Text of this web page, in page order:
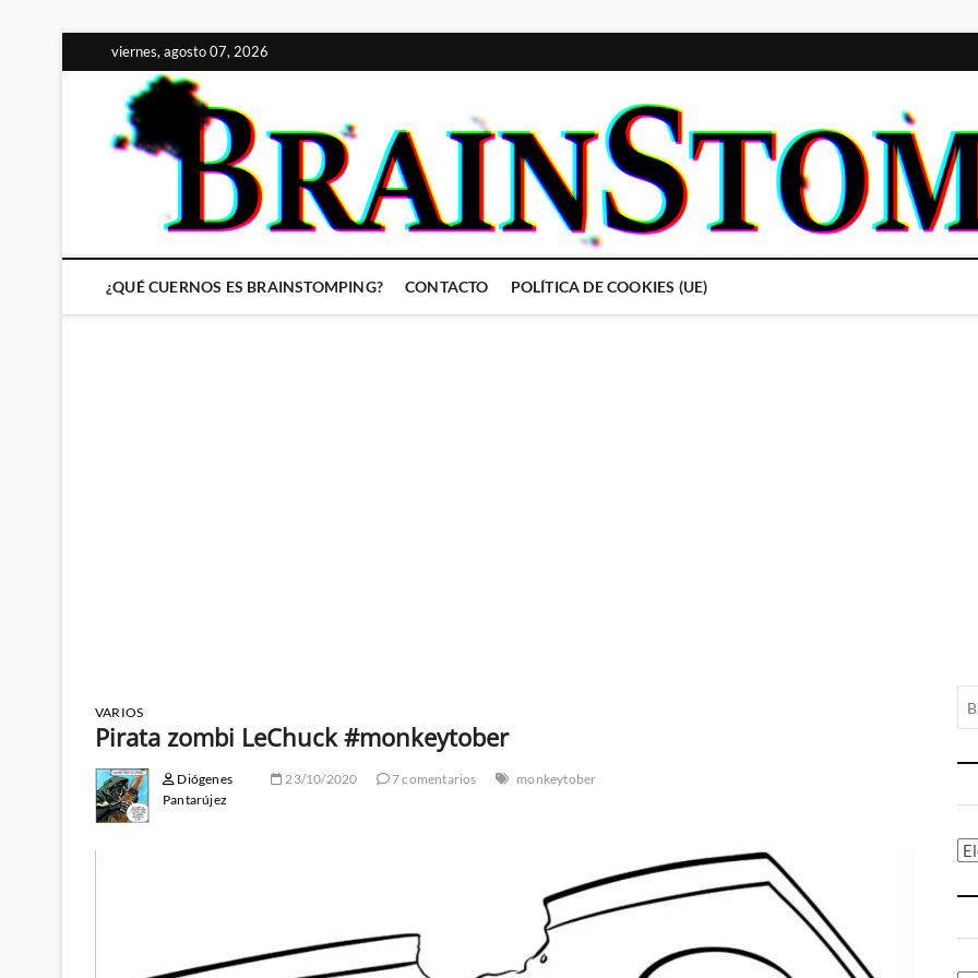
al
contenido
viernes, agosto 07, 2026
¿QUÉ CUERNOS ES BRAINSTOMPING? CONTACTO POLÍTICA DE COOKIES (UE)
VARIOS
Pirata zombi LeChuck #monkeytober
Diógenes
Pantarújez
23/10/2020 7 comentarios monkeytober